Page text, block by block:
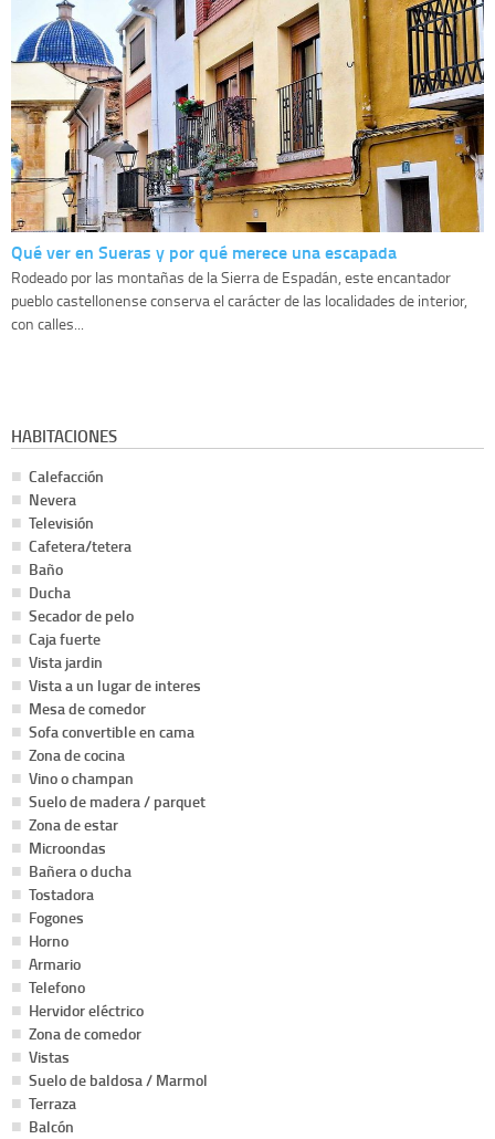
Qué ver en Sueras y por qué merece una escapada
Rodeado por las montañas de la Sierra de Espadán, este encantador
pueblo castellonense conserva el carácter de las localidades de interior,
con calles...
HABITACIONES
Calefacción
Nevera
Televisión
Cafetera/tetera
Baño
Ducha
Secador de pelo
Caja fuerte
Vista jardin
Vista a un lugar de interes
Mesa de comedor
Sofa convertible en cama
Zona de cocina
Vino o champan
Suelo de madera / parquet
Zona de estar
Microondas
Bañera o ducha
Tostadora
Fogones
Horno
Armario
Telefono
Hervidor eléctrico
Zona de comedor
Vistas
Suelo de baldosa / Marmol
Terraza
Balcón